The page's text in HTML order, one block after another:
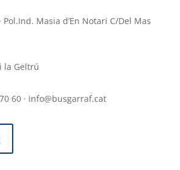
Pol.Ind. Masia d’En Notari C/Del Mas
la Geltrú
60 · info@busgarraf.cat